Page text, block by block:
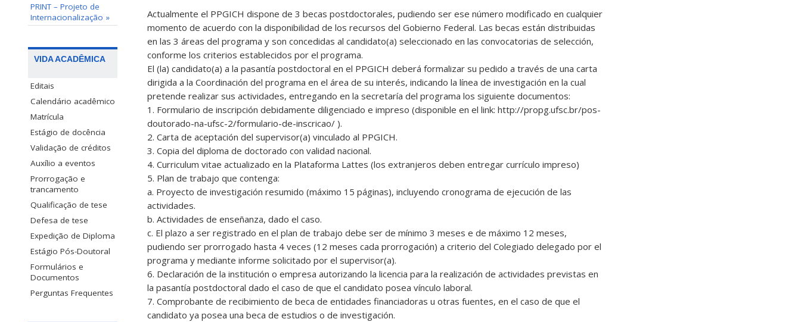
PRINT – Projeto de
Internacionalização »
VIDA ACADÊMICA
Editais
Calendário acadêmico
Matrícula
Estágio de docência
Validação de créditos
Auxílio a eventos
Prorrogação e
trancamento
Qualificação de tese
Defesa de tese
Expedição de Diploma
Estágio Pós-Doutoral
Formulários e
Documentos
Perguntas Frequentes
Actualmente el PPGICH dispone de 3 becas postdoctorales, pudiendo ser ese número modificado en cualquier
momento de acuerdo con la disponibilidad de los recursos del Gobierno Federal. Las becas están distribuidas
en las 3 áreas del programa y son concedidas al candidato(a) seleccionado en las convocatorias de selección,
conforme los criterios establecidos por el programa.
El (la) candidato(a) a la pasantía postdoctoral en el PPGICH deberá formalizar su pedido a través de una carta
dirigida a la Coordinación del programa en el área de su interés, indicando la línea de investigación en la cual
pretende realizar sus actividades, entregando en la secretaría del programa los siguiente documentos:
1. Formulario de inscripción debidamente diligenciado e impreso (disponible en el link: http://propg.ufsc.br/pos-
doutorado-na-ufsc-2/formulario-de-inscricao/ ).
2. Carta de aceptación del supervisor(a) vinculado al PPGICH.
3. Copia del diploma de doctorado con validad nacional.
4. Curriculum vitae actualizado en la Plataforma Lattes (los extranjeros deben entregar currículo impreso)
5. Plan de trabajo que contenga:
a. Proyecto de investigación resumido (máximo 15 páginas), incluyendo cronograma de ejecución de las
actividades.
b. Actividades de enseñanza, dado el caso.
c. El plazo a ser registrado en el plan de trabajo debe ser de mínimo 3 meses e de máximo 12 meses,
pudiendo ser prorrogado hasta 4 veces (12 meses cada prorrogación) a criterio del Colegiado delegado por el
programa y mediante informe solicitado por el supervisor(a).
6. Declaración de la institución o empresa autorizando la licencia para la realización de actividades previstas en
la pasantía postdoctoral dado el caso de que el candidato posea vínculo laboral.
7. Comprobante de recibimiento de beca de entidades financiadoras u otras fuentes, en el caso de que el
candidato ya posea una beca de estudios o de investigación.